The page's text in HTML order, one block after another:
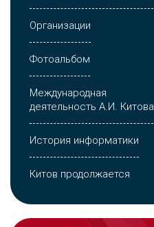
Организации
Фотоальбом
Международная
деятельность А.И. Китова
История информатики
Китов продолжается